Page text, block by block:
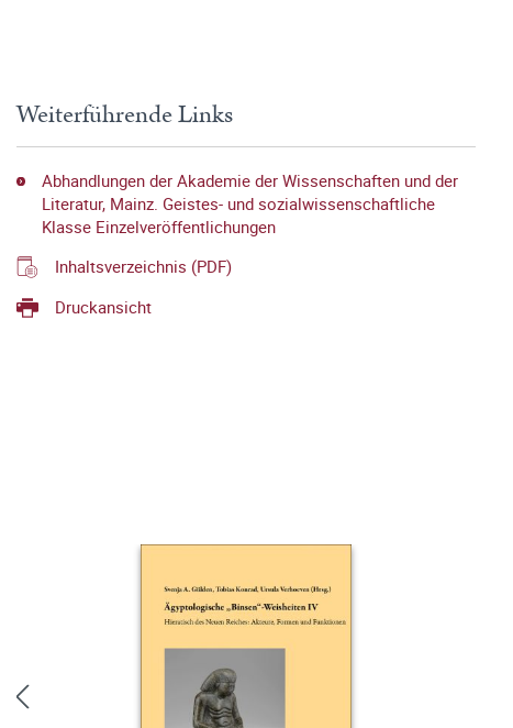
Weiterführende Links
Abhandlungen der Akademie der Wissenschaften und der
Literatur, Mainz. Geistes- und sozialwissenschaftliche
Klasse Einzelveröffentlichungen
Inhaltsverzeichnis (PDF)
Druckansicht